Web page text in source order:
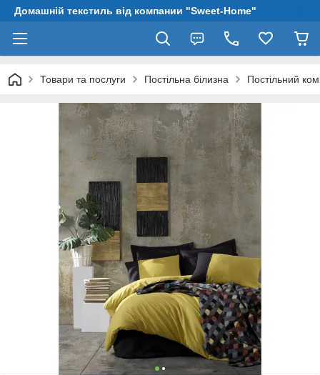
Домашній текстиль від компании "Sweet-Home"
Товари та послуги Постільна білизна Постільний